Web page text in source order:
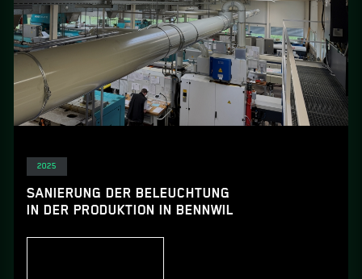
Elektro
SANIERUNG DER BELEUCHTUNG
IN DER PRODUKTION IN BENNWIL
2025